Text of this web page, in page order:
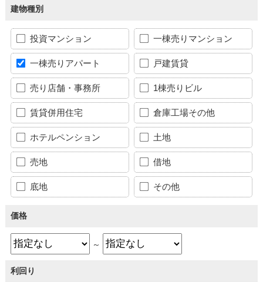
建物種別
投資マンション 一棟売りマンション
一棟売りアパート 戸建賃貸
売り店舗・事務所 1棟売りビル
賃貸併用住宅 倉庫工場その他
ホテルペンション 土地
売地 借地
底地 その他
価格
～
利回り